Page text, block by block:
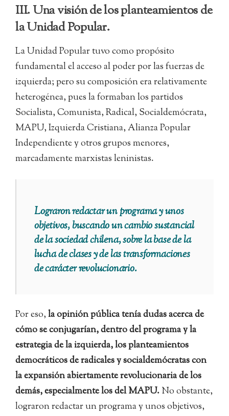
III. Una visión de los planteamientos de
la Unidad Popular.
La Unidad Popular tuvo como propósito
fundamental el acceso al poder por las fuerzas de
izquierda; pero su composición era relativamente
heterogénea, pues la formaban los partidos
Socialista, Comunista, Radical, Socialdemócrata,
MAPU, Izquierda Cristiana, Alianza Popular
Independiente y otros grupos menores,
marcadamente marxistas leninistas.
Lograron redactar un programa y unos
objetivos, buscando un cambio sustancial
de la sociedad chilena, sobre la base de la
lucha de clases y de las transformaciones
de carácter revolucionario.
Por eso,la opinión pública tenía dudas acerca de
cómo se conjugarían, dentro del programa y la
estrategia de la izquierda, los planteamientos
democráticos de radicales y socialdemócratas con
la expansión abiertamente revolucionaria de los
demás, especialmente los del MAPU.No obstante,
lograron redactar un programa y unos objetivos,